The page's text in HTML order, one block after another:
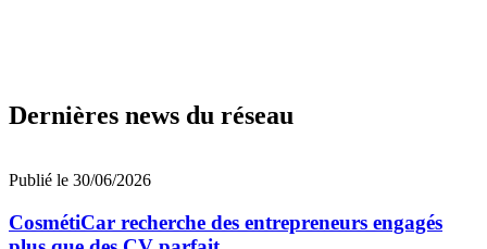
Dernières news du réseau
Publié le 30/06/2026
CosmétiCar recherche des entrepreneurs engagés